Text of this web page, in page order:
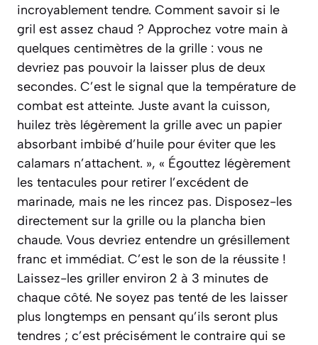
incroyablement tendre. Comment savoir si le
gril est assez chaud ? Approchez votre main à
quelques centimètres de la grille : vous ne
devriez pas pouvoir la laisser plus de deux
secondes. C’est le signal que la température de
combat est atteinte. Juste avant la cuisson,
huilez très légèrement la grille avec un papier
absorbant imbibé d’huile pour éviter que les
calamars n’attachent. », « Égouttez légèrement
les tentacules pour retirer l’excédent de
marinade, mais ne les rincez pas. Disposez-les
directement sur la grille ou la plancha bien
chaude. Vous devriez entendre un grésillement
franc et immédiat. C’est le son de la réussite !
Laissez-les griller environ 2 à 3 minutes de
chaque côté. Ne soyez pas tenté de les laisser
plus longtemps en pensant qu’ils seront plus
tendres ; c’est précisément le contraire qui se